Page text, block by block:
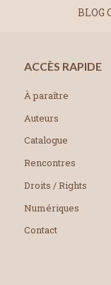
BLOG
ACCÈS RAPIDE
À paraître
Auteurs
Catalogue
Rencontres
Droits / Rights
Numériques
Contact